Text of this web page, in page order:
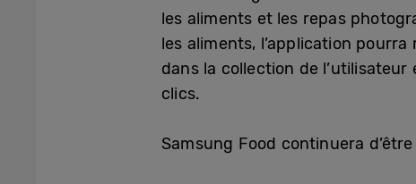
les aliments et les repas
les aliments, l’application
dans la collection de
clics.
Samsung Food continuera